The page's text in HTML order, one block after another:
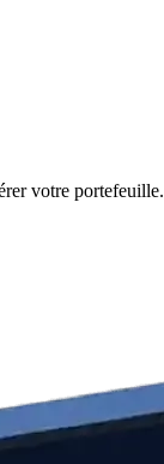
votre portefeuille.